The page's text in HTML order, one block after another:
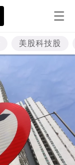
美股科技股